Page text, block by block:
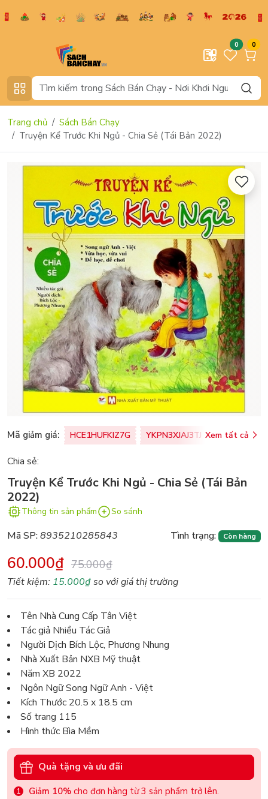
0 0
Trang chủ
Sách Bán Chạy
Truyện Kể Trước Khi Ngủ - Chia Sẻ (Tái Bản 2022)
Mã giảm giá: HCE1HUFKIZ7G YKPN3XJAJ3TJ Xem tất cả
Chia sẻ:
Truyện Kể Trước Khi Ngủ - Chia Sẻ (Tái Bản
2022)
Thông tin sản phẩm So sánh
Mã SP:8935210285843 Tình trạng: Còn hàng
60.000₫ 75.000₫
Tiết kiệm: 15.000₫so với giá thị trường
Tên Nhà Cung Cấp Tân Việt
Tác giả Nhiều Tác Giả
Người Dịch Bích Lộc, Phương Nhung
Nhà Xuất Bản NXB Mỹ thuật
Năm XB 2022
Ngôn Ngữ Song Ngữ Anh - Việt
Kích Thước 20.5 x 18.5 cm
Số trang 115
Hình thức Bìa Mềm
Quà tặng và ưu đãi
Giảm 10% cho đơn hàng từ 3 sản phẩm trở lên.